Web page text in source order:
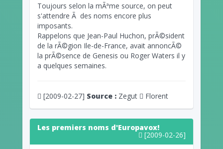
Toujours selon la mÃªme source, on peut
s'attendre Ã des noms encore plus
imposants.
Rappelons que Jean-Paul Huchon, prÃ©sident
de la rÃ©gion Ile-de-France, avait annoncÃ©
la prÃ©sence de Genesis ou Roger Waters il y
a quelques semaines.
[2009-02-27] Source : Zegut Florent
Les premiers noms d'Europavox!
[2009-02-26]